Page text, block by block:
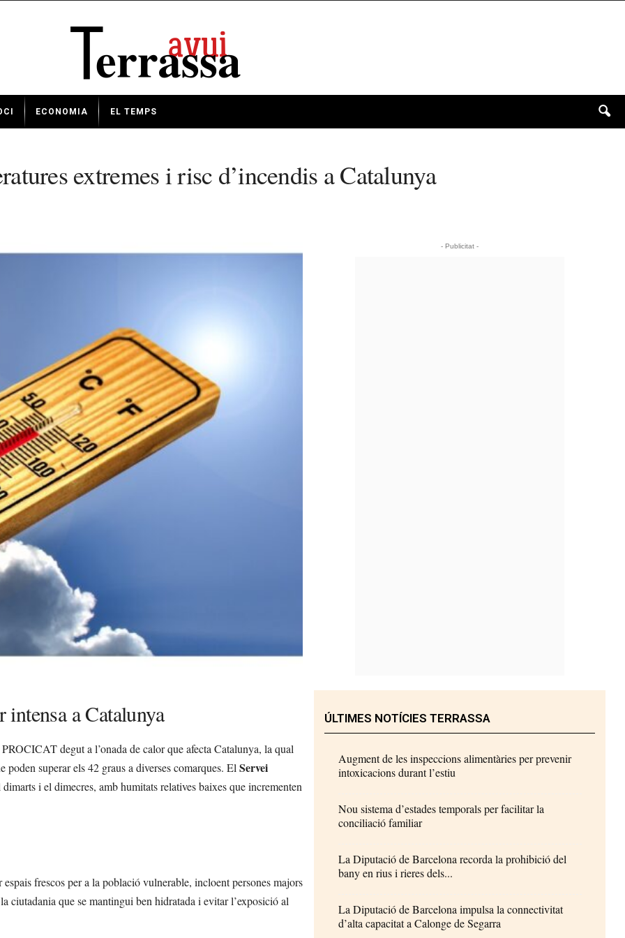
ECONOMIA EL TEMPS
extremes i risc d’incendis a Catalunya
a Catalunya
degut a l’onada de calor que afecta Catalunya, la qual
superar els 42 graus a diverses comarques. El Servei
i el dimecres, amb humitats relatives baixes que incrementen
frescos per a la població vulnerable, incloent persones majors
ciutadania que se mantingui ben hidratada i evitar l’exposició al
- Publicitat -
ÚLTIMES NOTÍCIES TERRASSA
Augment de les inspeccions alimentàries per prevenir
intoxicacions durant l’estiu
Nou sistema d’estades temporals per facilitar la
conciliació familiar
La Diputació de Barcelona recorda la prohibició del
bany en rius i rieres dels...
La Diputació de Barcelona impulsa la connectivitat
d’alta capacitat a Calonge de Segarra